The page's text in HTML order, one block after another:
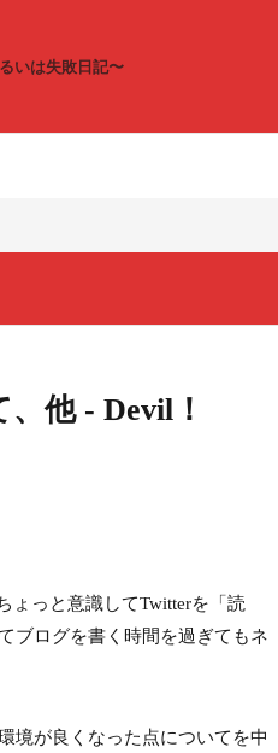
いは失敗日記〜
他 - Devil！
ょっと意識してTwitterを「読
ブログを書く時間を過ぎてもネ
境が良くなった点についてを中